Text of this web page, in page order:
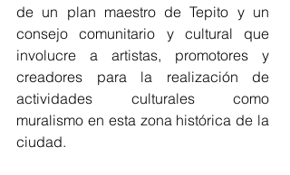
de un plan maestro de Tepito y un
consejo comunitario y cultural que
involucre a artistas, promotores y
creadores para la realización de
actividades culturales como
muralismo en esta zona histórica de la
ciudad.